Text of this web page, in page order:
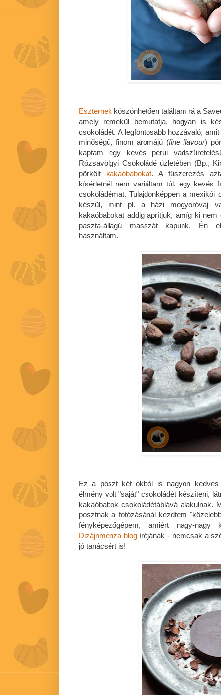
Eszternek köszönhetően találtam rá a
amely remekül bemutatja, hogyan is
csokoládét. A legfontosabb hozzávaló,
minőségű, finom aromájú (fine flavour)
kaptam egy kevés perui
Rózsavölgyi Csokoládé üzletében (Bp.,
pörkölt
kakaóbabokat. A fűszerezés
kísérletnél nem variáltam túl, egy kevés
csokoládémat. Tulajdonképpen a mexikói
készül, mint pl. a házi mogyoróvaj
kakaóbabokat addig aprítjuk, amíg ki
paszta-állagú masszát kapunk. Én
használtam.
Ez a poszt két okból is nagyon kedves
élmény volt "saját" csokoládét készíteni,
kakaóbabok csokoládétáblává alakulnak.
posztnak a fotózásánál kezdtem
fényképezőgépem, amiért nagy-
Dizájnmenza blogírójának - nemcsak a
jó tanácsért is!